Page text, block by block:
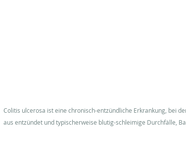
Colitis ulcerosa ist eine chronisch-entzündliche Erkrankung, bei
aus entzündet und typischerweise blutig-schleimige Durchfälle,